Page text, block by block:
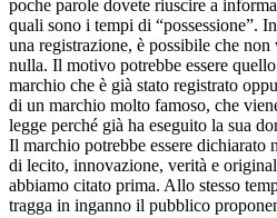
poche parole dovete riuscire a
quali sono i tempi di “possessione”.
una registrazione, è possibile che non
nulla. Il motivo potrebbe essere
marchio che è già stato registrato
di un marchio molto famoso, che
legge perché già ha eseguito la sua
Il marchio potrebbe essere dichiarato
di lecito, innovazione, verità e
abbiamo citato prima. Allo stesso
tragga in inganno il pubblico